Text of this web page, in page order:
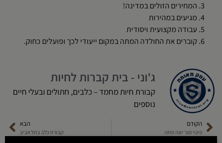
המחירים הזולים במדינה!
מגיעים במהירות
עבודה מקצועית ויסודית
קוברים את החולדה המתה במקום ייעודי לכך ופועלים כחוק.
ג'וני - בית קברות לחיות
קבורת חיות מחמד – כלבים, חתולים ובעלי חיים
נוספים
הקודם
פינוי פגר יונה מתה
הבא
קבורת כלב בתל אביב